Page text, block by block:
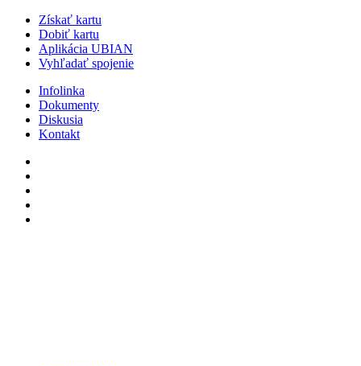
Získať kartu
Dobiť kartu
Aplikácia UBIAN
Vyhľadať spojenie
Infolinka
Dokumenty
Diskusia
Kontakt